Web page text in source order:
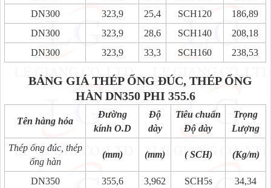
DN300
323,9 25,4 SCH120
186,89
DN300
323,9 28,6 SCH140
208,18
DN300
323,9 33,3 SCH160 238,53
BẢNG GIÁ THÉP ỐNG ĐÚC, THÉP ỐNG
HÀNDN350 PHI 355.6
Tên hàng hóa
Đường
kính O.D
Độ
dày
Tiêu chuẩn
Độ dày
Trọng
Lượng
Thép ống đúc, thép
ống hàn
(mm) (mm) ( SCH) (Kg/m)
DN350 355,6 3,962 SCH5s
34,34